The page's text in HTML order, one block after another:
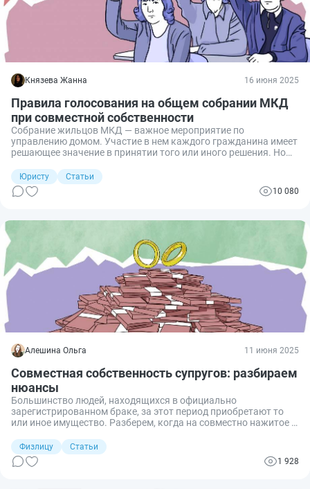
Князева Жанна 16 июня 2025
Правила голосования на общем собрании МКД
при совместной собственности
Собрание жильцов МКД — важное мероприятие по
управлению домом. Участие в нем каждого гражданина имеет
решающее значение в принятии того или иного решения. Но
имеет особенности, и в ряде случаев их не учтут. Расскажу о
всех нюансах.
Юристу
Статьи
10 080
Алешина Ольга 11 июня 2025
Совместная собственность супругов: разбираем
нюансы
Большинство людей, находящихся в официально
зарегистрированном браке, за этот период приобретают то
или иное имущество. Разберем, когда на совместно нажитое в
когда долевая.
Физлицу
Статьи
1 928